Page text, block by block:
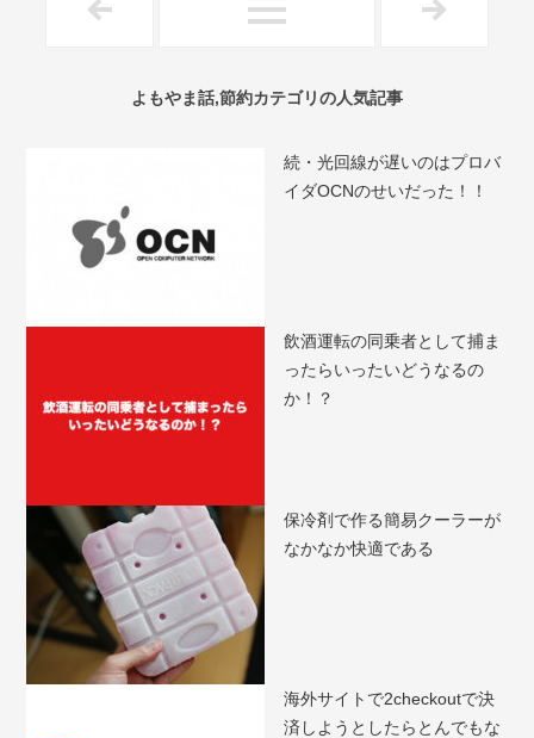
よもやま話,節約カテゴリの人気記事
続・光回線が遅いのはプロバ
イダOCNのせいだった！！
飲酒運転の同乗者として捕ま
ったらいったいどうなるの
か！？
保冷剤で作る簡易クーラーが
なかなか快適である
海外サイトで2checkoutで決
済しようとしたらとんでもな